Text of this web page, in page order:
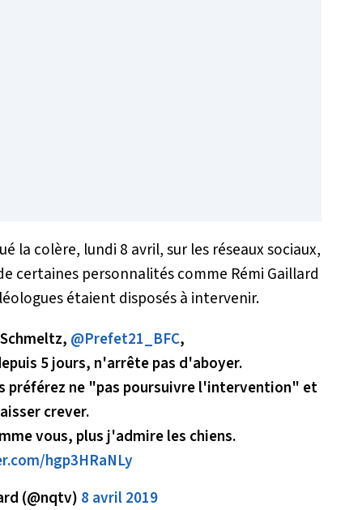
la colère, lundi 8 avril, sur les réseaux sociaux,
certaines personnalités comme Rémi Gaillard
étaient disposés à intervenir.
@Prefet21_BFC,
5 jours, n'arrête pas d'aboyer.
préférez ne "pas poursuivre l'intervention" et
crever.
vous, plus j'admire les chiens.
hgp3HRaNLy
(@nqtv) 8 avril 2019